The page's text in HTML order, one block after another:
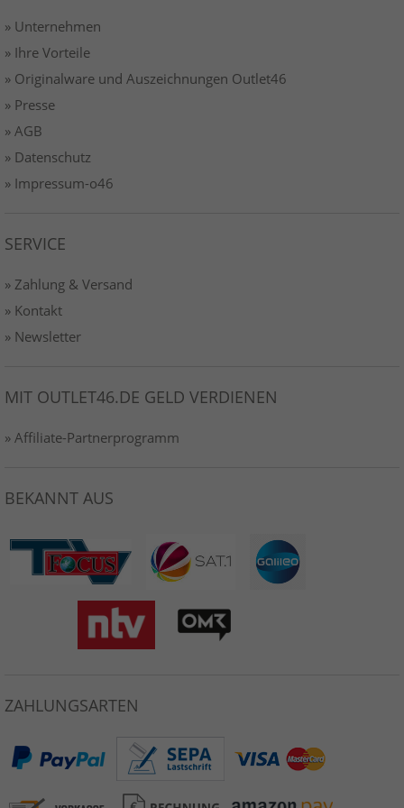
» Unternehmen
» Ihre Vorteile
» Originalware und Auszeichnungen Outlet46
» Presse
» AGB
» Datenschutz
» Impressum-o46
SERVICE
» Zahlung & Versand
» Kontakt
» Newsletter
MIT OUTLET46.DE GELD VERDIENEN
» Affiliate-Partnerprogramm
BEKANNT AUS
ZAHLUNGSARTEN